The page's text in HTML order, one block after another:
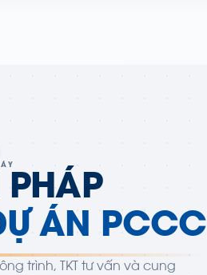
ÁN PCCC
trình, TKT tư vấn và cung